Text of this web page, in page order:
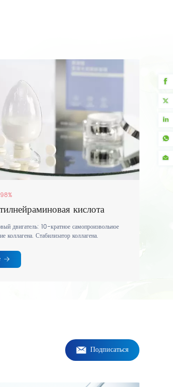
кислота
двигатель: 10-кратное самопроизвольное
коллагена. Стабилизатор коллагена.
Подписаться